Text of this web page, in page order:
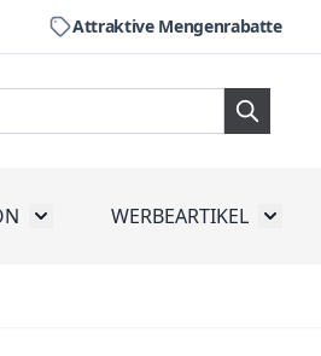
Attraktive Mengenrabatte
Toggle submenu for Promotion
WERBEARTIKEL